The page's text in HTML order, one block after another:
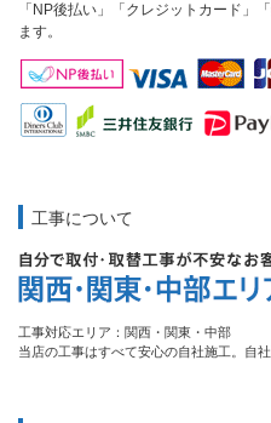
「NP後払い」「クレジットカード」
ます。
工事について
工事対応エリア：関西・関東・中部
当店の工事はすべて安心の自社施工。自